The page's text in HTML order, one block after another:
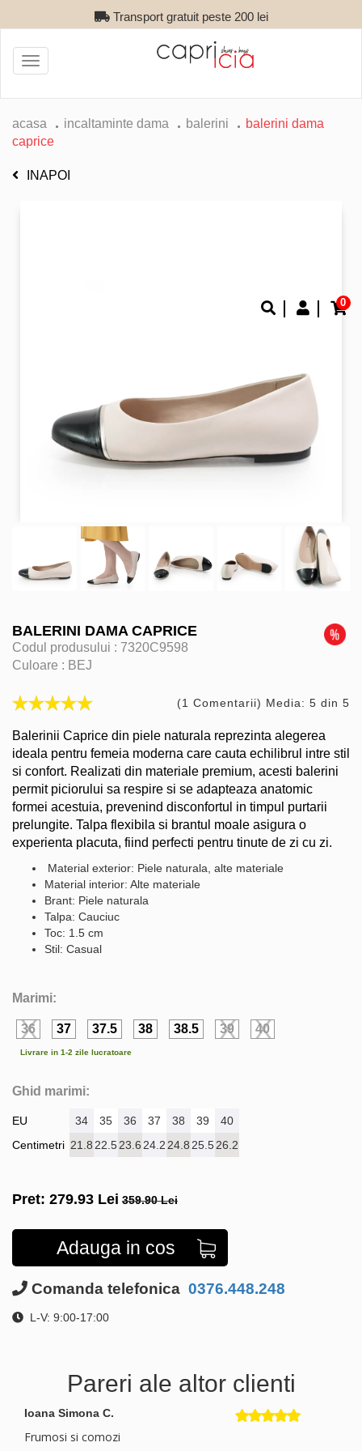
Transport gratuit peste 200 lei
0
Toggle
navigation
acasa incaltaminte dama balerini
balerini dama
caprice
INAPOI
BALERINI DAMA CAPRICE
Codul produsului : 7320C9598
Culoare : BEJ
(1 Comentarii) Media: 5 din 5
Balerinii Caprice din piele naturala reprezinta alegerea
ideala pentru femeia moderna care cauta echilibrul intre stil
si confort. Realizati din materiale premium, acesti balerini
permit piciorului sa respire si se adapteaza anatomic
formei acestuia, prevenind disconfortul in timpul purtarii
prelungite. Talpa flexibila si brantul moale asigura o
experienta placuta, fiind perfecti pentru tinute de zi cu zi.
Material exterior: Piele naturala, alte materiale
Material interior: Alte materiale
Brant: Piele naturala
Talpa: Cauciuc
Toc: 1.5 cm
Stil: Casual
Marimi:
36 37 37.5 38 38.5 39 40
Livrare in 1-2 zile lucratoare
Ghid marimi:
EU
Centimetri
34 35 36 37 38 39
40
21.8 22.523.6 24.2 24.8 25.526.2
Pret: 279.93 Lei 359.90 Lei
Adauga in cos
Comanda telefonica 0376.448.248
L-V: 9:00-17:00
Pareri ale altor clienti
Ioana Simona C.
Frumosi si comozi